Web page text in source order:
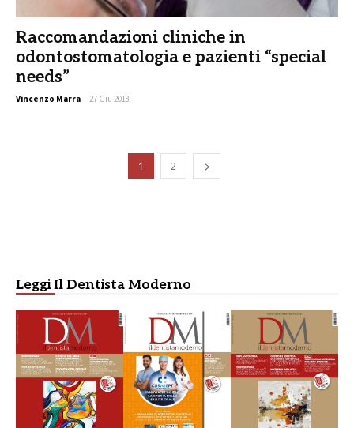
Raccomandazioni cliniche in
odontostomatologia e pazienti “special
needs”
Vincenzo Marra - 27 Giu 2018
1 2
Leggi Il Dentista Moderno